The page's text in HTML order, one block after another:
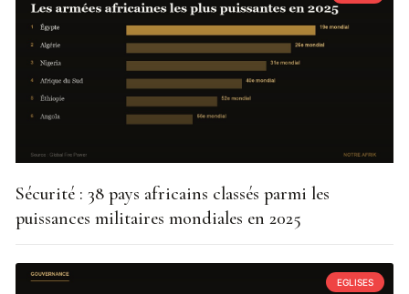
Sécurité : 38 pays africains classés parmi les
puissances militaires mondiales en 2025
EGLISES